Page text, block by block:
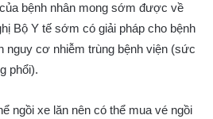
bệnh nhân mong sớm được về
Bộ Y tế sớm có giải pháp cho bệnh
nguy cơ nhiễm trùng bệnh viện (sức
phổi).
ngồi xe lăn nên có thể mua vé ngồi